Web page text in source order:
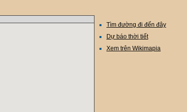
Tìm đường đi đến đây
Dự báo thời tiết
Xem trên Wikimapia